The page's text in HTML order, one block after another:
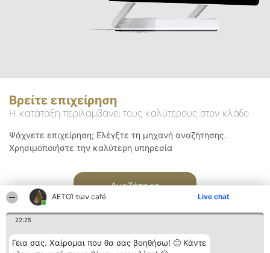
ΑΕΤΟΊ των café Live chat
22:25
Γεια σας. Χαίρομαι που θα σας βοηθήσω! 🙂 Κάντε
Βρείτε επιχείρηση
Η κατάταξη περιλαμβάνει τους καλύτερους στον κλάδο
Ψάχνετε επιχείρηση; Ελέγξτε τη μηχανή αναζήτησης.
Χρησιμοποιήστε την καλύτερη υπηρεσία
Αναζήτηση